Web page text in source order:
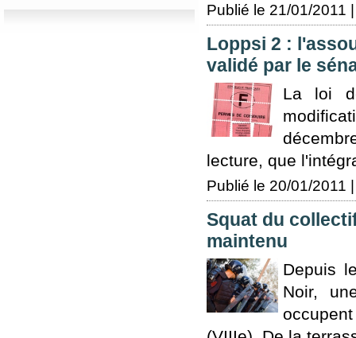
Publié le 21/01/2011
Loppsi 2 :
validé par le
La loi
lecture, que
Publié le 20/01/2011
Squat du
maintenu
Depuis
Noir,